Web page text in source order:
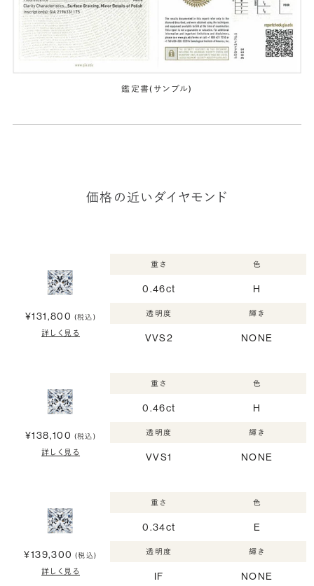
鑑定書(サンプル)
価格の近いダイヤモンド
¥131,800 (税込)
詳しく見る
重さ
0.46ct
色
H
透明度
VVS2
輝き
NONE
¥138,100 (税込)
詳しく見る
重さ
0.46ct
色
H
透明度
VVS1
輝き
NONE
¥139,300 (税込)
詳しく見る
重さ
0.34ct
色
E
透明度
IF
輝き
NONE